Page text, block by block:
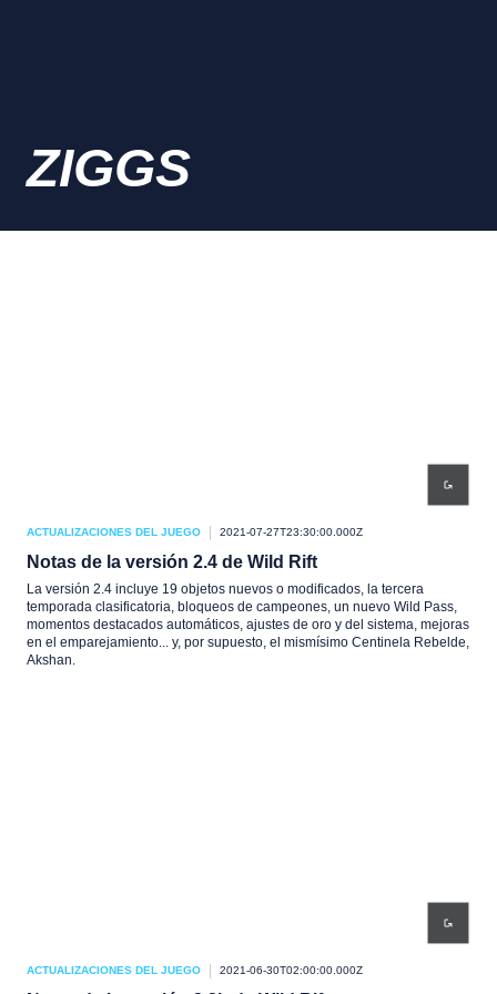
ZIGGS
ACTUALIZACIONES DEL JUEGO 2021-07-27T23:30:00.000Z
Notas de la versión 2.4 de Wild Rift
La versión 2.4 incluye 19 objetos nuevos o modificados, la tercera
temporada clasificatoria, bloqueos de campeones, un nuevo Wild Pass,
momentos destacados automáticos, ajustes de oro y del sistema, mejoras
en el emparejamiento... y, por supuesto, el mismísimo Centinela Rebelde,
Akshan.
ACTUALIZACIONES DEL JUEGO 2021-06-30T02:00:00.000Z